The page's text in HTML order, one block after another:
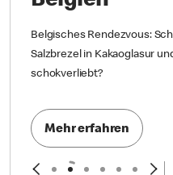
McFlurry®
Belgien
Belgisches Rendezvous: